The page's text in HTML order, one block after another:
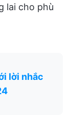
lai cho phù
lời nhắc